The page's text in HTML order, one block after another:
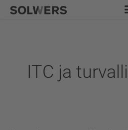
Hoppa
ITC ja
Sök